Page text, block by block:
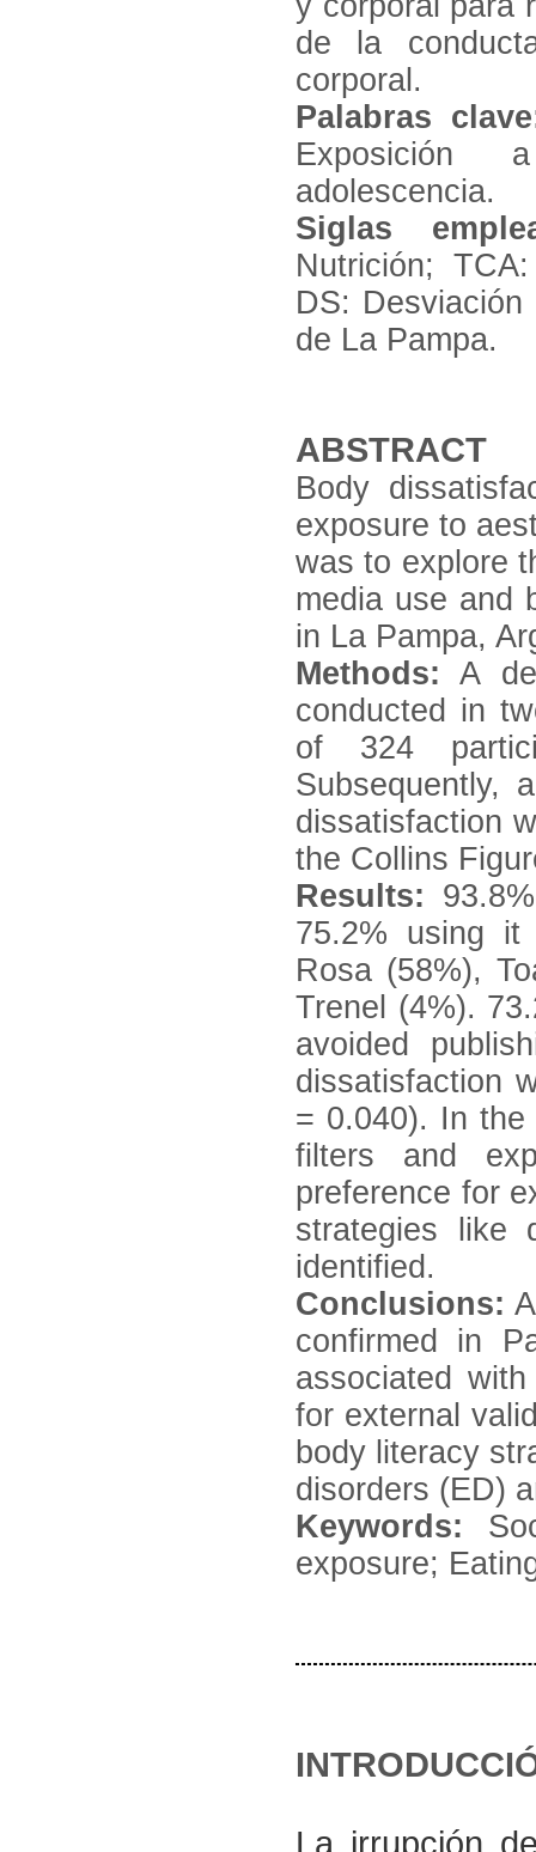
de la
corporal.
Palabras
Exposición
adolescencia.
Siglas
Nutrición;
DS:
de La Pampa.
ABSTRACT
Body
exposure to
was to explore
media use and
in La Pampa,
Methods: A
conducted in
of 324
Subsequently,
dissatisfaction
the Collins
Results:
75.2% using it
Rosa (58%),
Trenel (4%).
avoided
dissatisfaction
= 0.040). In the
filters and
preference for
strategies like
identified.
Conclusions:
confirmed in
associated
for external
body literacy
disorders (ED)
Keywords:
exposure;
La irrupción